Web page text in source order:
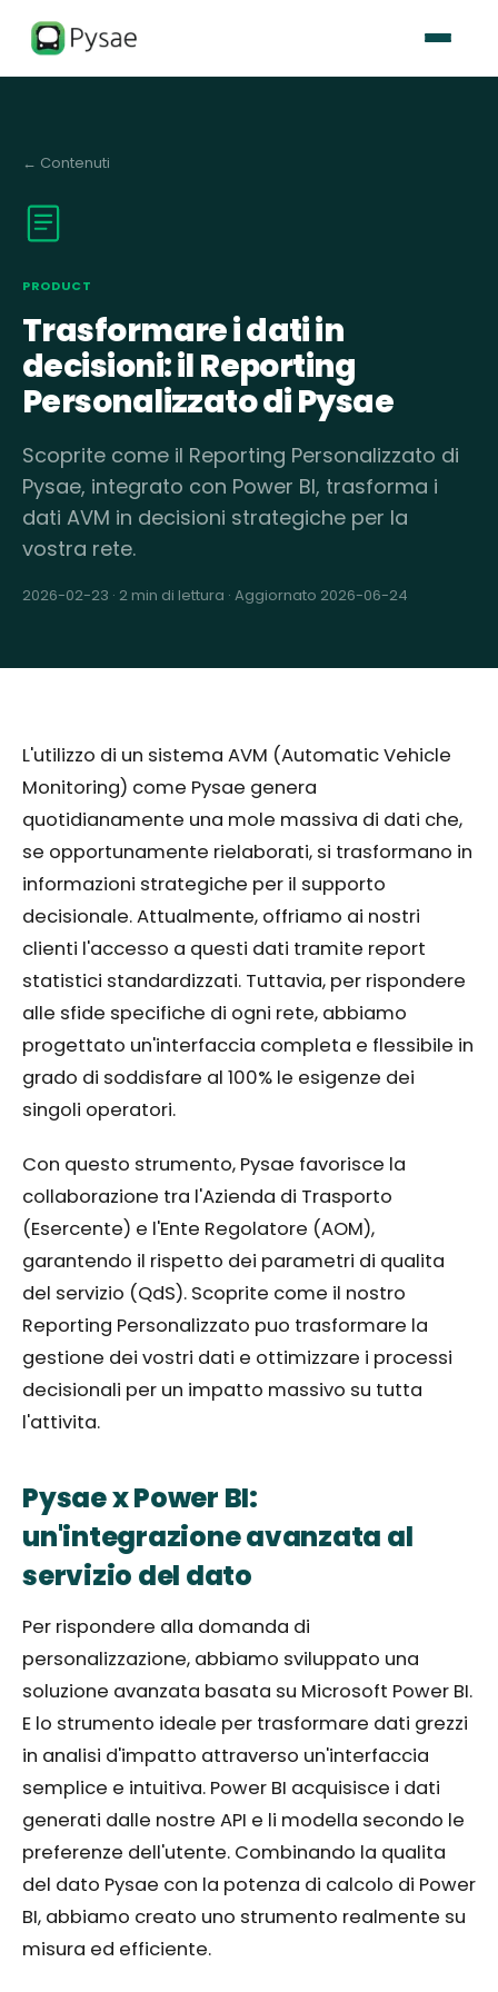
← Contenuti
PRODUCT
Trasformare i dati in
decisioni: il Reporting
Personalizzato di Pysae
Scoprite come il Reporting Personalizzato di
Pysae, integrato con Power BI, trasforma i
dati AVM in decisioni strategiche per la
vostra rete.
2026-02-23 · 2 min di lettura · Aggiornato 2026-06-24
L'utilizzo di un sistema AVM (Automatic Vehicle
Monitoring) come Pysae genera
quotidianamente una mole massiva di dati che,
se opportunamente rielaborati, si trasformano in
informazioni strategiche per il supporto
decisionale. Attualmente, offriamo ai nostri
clienti l'accesso a questi dati tramite report
statistici standardizzati. Tuttavia, per rispondere
alle sfide specifiche di ogni rete, abbiamo
progettato un'interfaccia completa e flessibile in
grado di soddisfare al 100% le esigenze dei
singoli operatori.
Con questo strumento, Pysae favorisce la
collaborazione tra l'Azienda di Trasporto
(Esercente) e l'Ente Regolatore (AOM),
garantendo il rispetto dei parametri di qualita
del servizio (QdS). Scoprite come il nostro
Reporting Personalizzato puo trasformare la
gestione dei vostri dati e ottimizzare i processi
decisionali per un impatto massivo su tutta
l'attivita.
Pysae x Power BI:
un'integrazione avanzata al
servizio del dato
Per rispondere alla domanda di
personalizzazione, abbiamo sviluppato una
soluzione avanzata basata su Microsoft Power BI.
E lo strumento ideale per trasformare dati grezzi
in analisi d'impatto attraverso un'interfaccia
semplice e intuitiva. Power BI acquisisce i dati
generati dalle nostre API e li modella secondo le
preferenze dell'utente. Combinando la qualita
del dato Pysae con la potenza di calcolo di Power
BI, abbiamo creato uno strumento realmente su
misura ed efficiente.